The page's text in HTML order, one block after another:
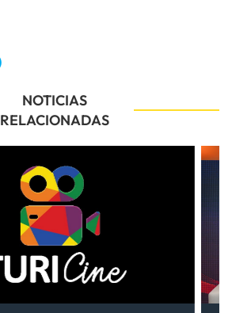
NOTICIAS
RELACIONADAS